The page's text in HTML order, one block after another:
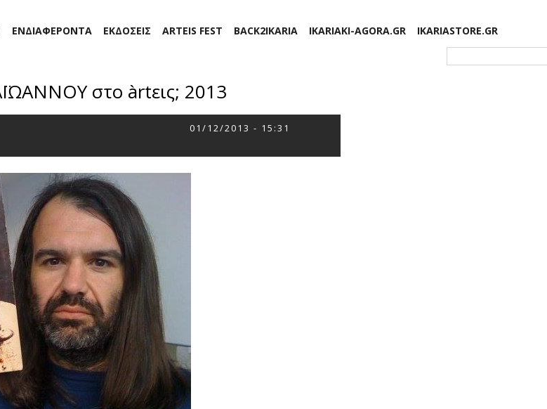
ΕΝΔΙΑΦΕΡΟΝΤΑ ΕΚΔΟΣΕΙΣ ARTEIS FEST BACK2IKARIA IKARIAKI-AGORA.GR
IKARIASTORE.GR
στο àrtεις; 2013
01/12/2013 - 15:31